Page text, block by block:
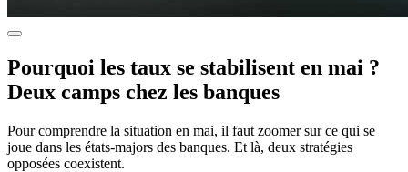
Pourquoi les taux se stabilisent en mai ?
Deux camps chez les banques
Pour comprendre la situation en mai, il faut zoomer sur ce qui se
joue dans les états-majors des banques. Et là, deux stratégies
opposées coexistent.